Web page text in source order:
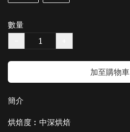
數量
加至購物車
簡介
烘焙度︰中深烘焙